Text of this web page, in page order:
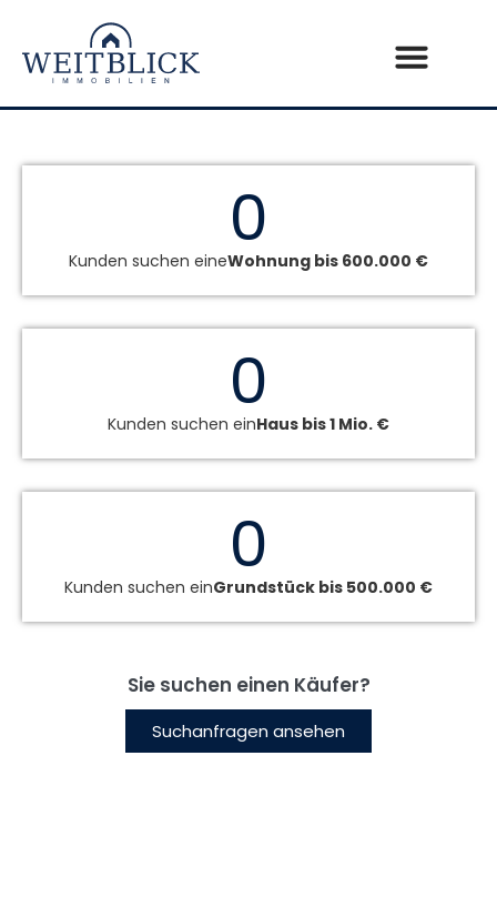
Kunden suchen eineWohnung bis 600.000 €
0
Kunden suchen einHaus bis 1 Mio. €
0
Kunden suchen einGrundstück bis 500.000 €
0
Sie suchen einen Käufer?
Suchanfragen ansehen